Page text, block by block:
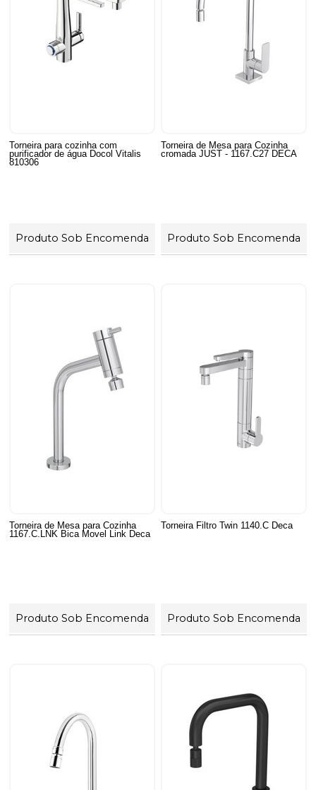
Torneira para cozinha com
purificador de água Docol Vitalis
810306
Produto Sob Encomenda
Torneira de Mesa para Cozinha
cromada JUST - 1167.C27 DECA
Produto Sob Encomenda
Torneira de Mesa para Cozinha
1167.C.LNK Bica Movel Link Deca
Produto Sob Encomenda
Torneira Filtro Twin 1140.C Deca
Produto Sob Encomenda